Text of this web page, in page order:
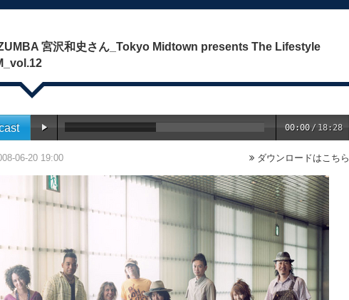
宮沢和史さん_Tokyo Midtown presents The Lifestyle
00:00 / 18:28
ダウンロードはこちら
06-20 19:00